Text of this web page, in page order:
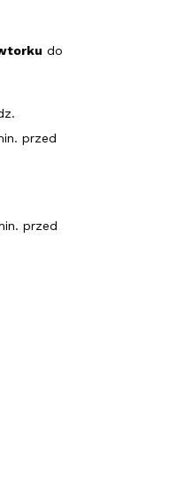
do
przed
przed